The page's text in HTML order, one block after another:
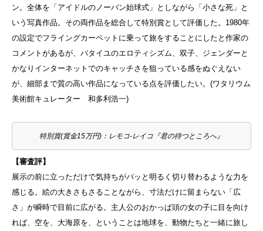
ン。全体を「アイドルのノーバン始球式」としながら「小さな死」と
いう写真作品。その両作品を総合して特別賞として評価した。1980年
の設定でフライングカーペットに乗って旅をすることにしたと作家の
コメントがあるが、バタイユのエロティシズム、双子、ジェンダーと
かなりインターネットでのキャッチさを狙っている感をぬぐえない
が、細部まで質の高い作品になっている点を評価したい。(ワタリウム
美術館キュレーター 和多利浩一)
特別賞(賞金15万円)：レモコ-レイコ『君の待つところへ』
【審査評】
展示の前に立っただけで気持ちがパッと明るく切り替わるような力を
感じる。絵の大きさもさることながら、寸法だけに留まらない「広
さ」が瞬時で目前に広がる。主人公のおかっぱ頭の女の子に目を向け
れば、空を、大海原を、ということは地球を、動物たちと一緒に旅し